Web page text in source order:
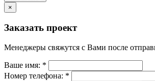
×
Заказать проект
Менеджеры свяжутся с Вами после
Ваше имя: *
Номер телефона: *